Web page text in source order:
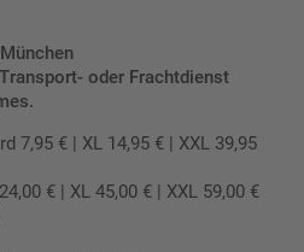
oder Frachtdienst
7,95 € | XL 14,95 € | XXL 39,95
€ | XL 45,00 € | XXL 59,00 €